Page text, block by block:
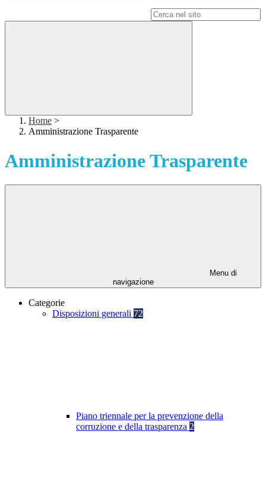
Home >
Amministrazione Trasparente
Amministrazione Trasparente
Menu di
navigazione
Categorie
Disposizioni generali 72
Piano triennale per la prevenzione della
corruzione e della trasparenza 2